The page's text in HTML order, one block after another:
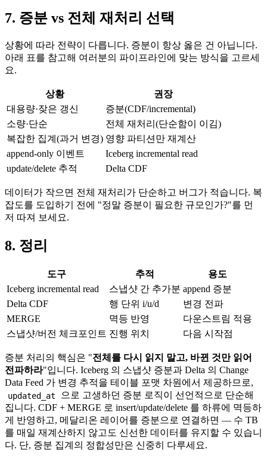
7. 증분 vs 전체 재처리 선택
상황에 따라 전략이 다릅니다. 증분이 항상 옳은 건 아닙니다.
아래 표를 참고해 여러분의 파이프라인에 맞는 방식을 고르세
요.
상황
권장
대용량·잦은 갱신
증분(CDF/incremental)
소량·단순
전체 재처리(단순함이 이김)
복잡한 집계(과거 변경) 영향 파티션만 재계산
append-only 이벤트
Iceberg incremental read
update/delete 추적
Delta CDF
데이터가 작으면 전체 재처리가 단순하고 버그가 적습니다. 복
잡도를 도입하기 전에 "정말 증분이 필요한 규모인가?"를 먼
저 따져 보세요.
8. 정리
도구 추적
용도
Iceberg incremental read
스냅샷 간 추가분 append 증분
Delta CDF
행 단위 i/u/d
변경 전파
MERGE
멱등 반영
다운스트림 적용
스냅샷/버전 체크포인트 진행 위치 다음 시작점
증분 처리의 핵심은 "전체를 다시 읽지 말고, 바뀐 것만 읽어
전파하라"입니다. Iceberg 의 스냅샷 증분과 Delta 의 Change
Data Feed 가 변경 추적을 테이블 포맷 차원에서 제공하므로,
updated_at
으로 고생하던 증분 로직이 선언적으로 단순해
집니다. CDF + MERGE 로 insert/update/delete 를 하류에 멱등하
게 반영하고, 메달리온 레이어를 증분으로 연결하면 — 수 TB
를 매일 재계산하지 않고도 신선한 데이터를 유지할 수 있습니
다. 단, 증분 집계의 정합성만은 신중히 다루세요.